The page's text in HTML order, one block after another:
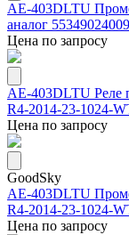
AE-403DLTU
аналог
Цена по запросу
AE-403DLTU Реле
R4-2014-23-1024-
Цена по запросу
GoodSky
AE-403DLTU
R4-2014-23-1024-
Цена по запросу